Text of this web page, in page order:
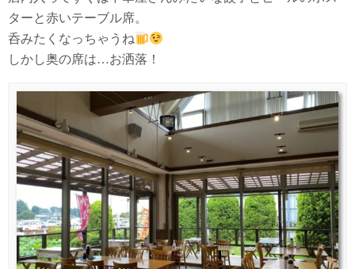
ターと赤いテーブル席。
呑みたくなっちゃうね
しかし奥の席は…お洒落！